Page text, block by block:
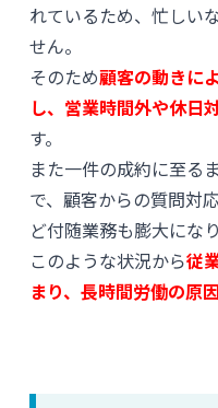
れているため、忙しい
せん。
そのため顧客の動きに
し、営業時間外や休日
す。
また一件の成約に至る
で、顧客からの質問対
ど付随業務も膨大になり
このような状況から従
まり、長時間労働の原